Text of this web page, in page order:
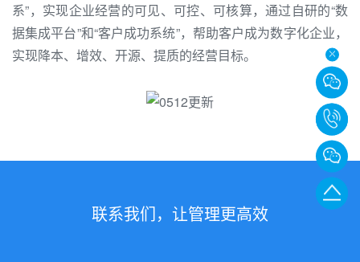
系”，实现企业经营的可见、可控、可核算，通过自研的“数
据集成平台”和“客户成功系统”，帮助客户成为数字化企业，
实现降本、增效、开源、提质的经营目标。
联系我们，让管理更高效
020-
转
返